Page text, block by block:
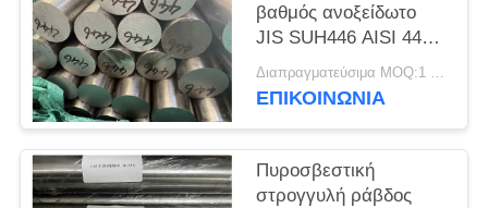
βαθμός ανοξείδωτο
JIS SUH446 AISI 446
γύρω από τους
φραγμούς
Διαπραγματεύσιμα MOQ:1 τόνος
ΕΠΙΚΟΙΝΩΝΊΑ
Πυροσβεστική
στρογγυλή ράβδος